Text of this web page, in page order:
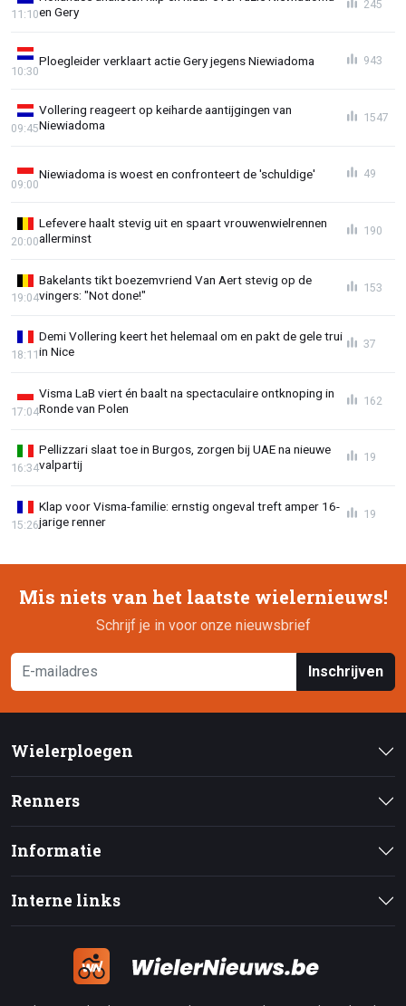
en Gery
11:10
245
Ploegleider verklaart actie Gery jegens Niewiadoma
10:30
943
Vollering reageert op keiharde aantijgingen van
Niewiadoma
09:45
1547
Niewiadoma is woest en confronteert de 'schuldige'
09:00
49
Lefevere haalt stevig uit en spaart vrouwenwielrennen
allerminst
20:00
190
Bakelants tikt boezemvriend Van Aert stevig op de
vingers: "Not done!"
19:04
153
Demi Vollering keert het helemaal om en pakt de gele trui
in Nice
18:11
37
Visma LaB viert én baalt na spectaculaire ontknoping in
Ronde van Polen
17:04
162
Pellizzari slaat toe in Burgos, zorgen bij UAE na nieuwe
valpartij
16:34
19
Klap voor Visma-familie: ernstig ongeval treft amper 16-
jarige renner
15:26
19
Mis niets van het laatste wielernieuws!
Schrijf je in voor onze nieuwsbrief
Inschrijven
Wielerploegen
Renners
Informatie
Interne links